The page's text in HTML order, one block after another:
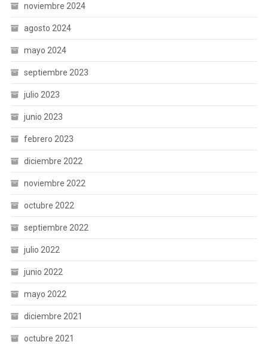
noviembre 2024
agosto 2024
mayo 2024
septiembre 2023
julio 2023
junio 2023
febrero 2023
diciembre 2022
noviembre 2022
octubre 2022
septiembre 2022
julio 2022
junio 2022
mayo 2022
diciembre 2021
octubre 2021